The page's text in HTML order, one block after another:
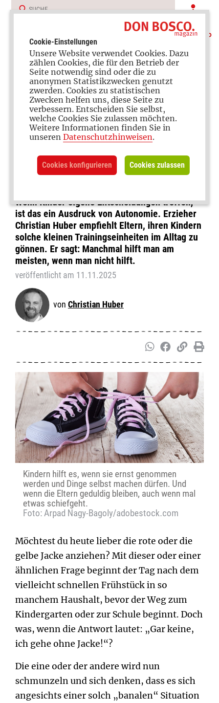
Verantwortung übernehmen
„Das kann ich schon alleine“
– So lernen Kinder, selbst zu
entscheiden
Wenn Kinder eigene Entscheidungen treffen,
ist das ein Ausdruck von Autonomie. Erzieher
Christian Huber empfiehlt Eltern, ihren Kindern
solche kleinen Trainingseinheiten im Alltag zu
gönnen. Er sagt: Manchmal hilft man am
meisten, wenn man nicht hilft.
veröffentlicht am 11.11.2025
Christian Huber
Kindern hilft es, wenn sie ernst genommen
werden und Dinge selbst machen dürfen. Und
wenn die Eltern geduldig bleiben, auch wenn mal
etwas schiefgeht.
Foto: Arpad Nagy-Bagoly/adobestock.com
Möchtest du heute lieber die rote oder die
gelbe Jacke anziehen? Mit dieser oder einer
ähnlichen Frage beginnt der Tag nach dem
vielleicht schnellen Frühstück in so
manchem Haushalt, bevor der Weg zum
Kindergarten oder zur Schule beginnt. Doch
was, wenn die Antwort lautet: „Gar keine,
ich gehe ohne Jacke!“?
Die eine oder der andere wird nun
schmunzeln und sich denken, dass es sich
angesichts einer solch „banalen“ Situation
Cookie-Einstellungen
Unsere Website verwendet Cookies. Dazu
zählen Cookies, die für den Betrieb der
Seite notwendig sind oder die zu
anonymen Statistikzwecken genutzt
zwerden. Cookies zu statistischen
Zwecken helfen uns, diese Seite zu
verbessern. Entscheiden Sie selbst,
welche Cookies Sie zulassen möchten.
Weitere Informationen finden Sie in
unseren Datenschutzhinweisen.
Cookies konfigurieren Cookies zulassen